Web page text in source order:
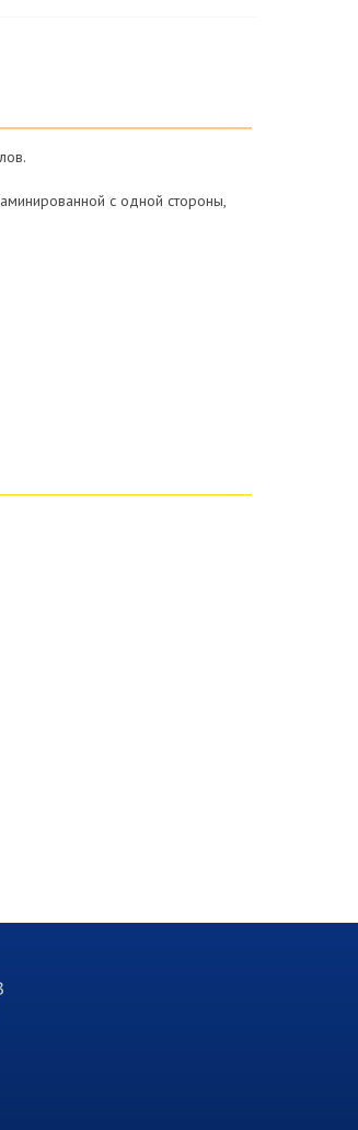
с одной стороны,